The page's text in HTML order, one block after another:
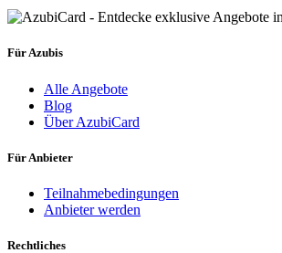
Für Azubis
Alle Angebote
Blog
Über AzubiCard
Für Anbieter
Teilnahmebedingungen
Anbieter werden
Rechtliches